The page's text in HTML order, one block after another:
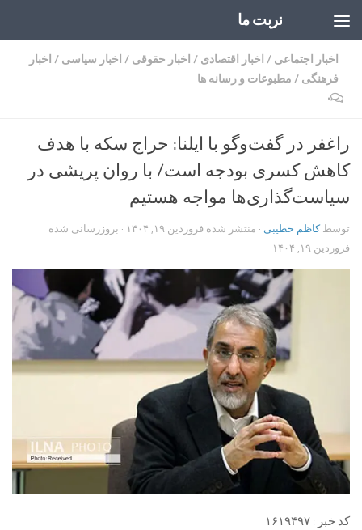
تربت ما
اخبار اجتماعی / اخبار اقتصادی / اخبار حقوقی / اخبار سیاسی / اخبار
فرهنگی / مطبوعات و رسانه ها
۰
راغفر در گفت‌وگو با ایلنا: حراج سکه با هدف
کاهش کسری بودجه است/ با روان پریشی در
سیاست‌گذاری‌ها مواجه هستیم
توسطکاظم خطیبی · منتشر شده فروردین ۱۹, ۱۴۰۴
· بروزرسانی شده
فروردین ۱۹, ۱۴۰۴
کد خبر : ۱۶۱۹۴۹۷